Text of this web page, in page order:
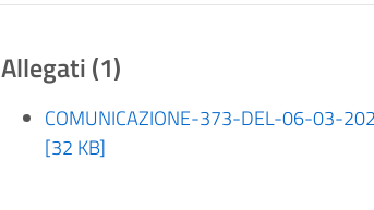
Allegati (1)
COMUNICAZIONE-373-DEL-06-03-
[32 KB]